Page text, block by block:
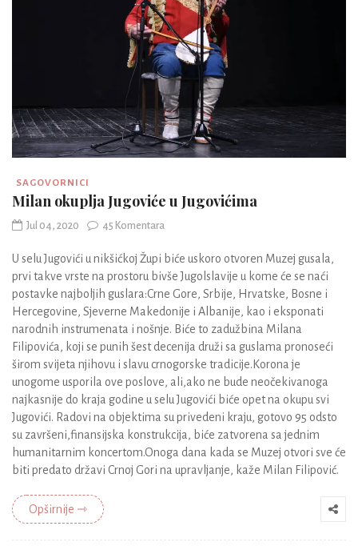
SAGOVORNICI
Milan okuplja Jugoviće u Jugovićima
Jul 04, 2020 45 Komentara
U selu Jugovići u nikšićkoj Župi biće uskoro otvoren Muzej gusala,
prvi takve vrste na prostoru bivše Jugolslavije u kome će se naći
postavke najboljih guslara:Crne Gore, Srbije, Hrvatske, Bosne i
Hercegovine, Sjeverne Makedonije i Albanije, kao i eksponati
narodnih instrumenata i nošnje. Biće to zadužbina Milana
Filipovića, koji se punih šest decenija druži sa guslama pronoseći
širom svijeta njihovu i slavu crnogorske tradicije.Korona je
unogome usporila ove poslove, ali,ako ne bude neočekivanoga
najkasnije do kraja godine u selu Jugovići biće opet na okupu svi
Jugovići. Radovi na objektima su privedeni kraju, gotovo 95 odsto
su završeni,finansijska konstrukcija, biće zatvorena sa jednim
humanitarnim koncertom.Onoga dana kada se Muzej otvori sve će
biti predato državi Crnoj Gori na upravljanje, kaže Milan Filipović.
Opširnije ⇾